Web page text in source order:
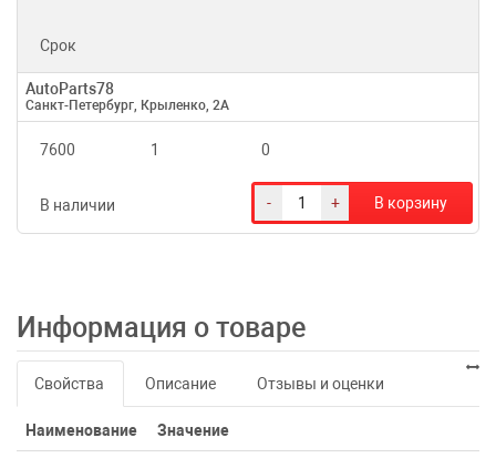
Срок
AutoParts78
Санкт-Петербург, Крыленко, 2А
7600 1 0
В наличии - + В корзину
Информация о товаре
Свойства Описание Отзывы и оценки
Наименование Значение